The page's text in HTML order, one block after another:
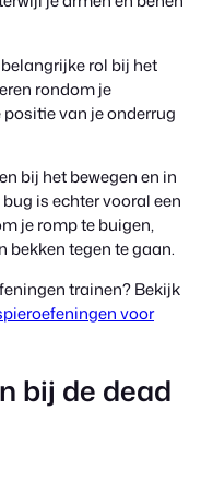
rol bij het
rondom je
van je onderrug
bij het bewegen en in
is echter vooral een
je romp te buigen,
bekken tegen te gaan.
trainen? Bekijk
voor
bij de dead